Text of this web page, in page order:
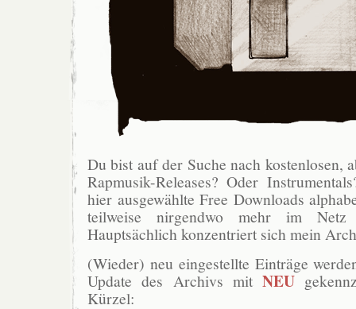
Du bist auf der Suche nach kostenlosen,
Rapmusik-Releases? Oder
hier ausgewählte Free Downloads
teilweise nirgendwo mehr im
Hauptsächlich konzentriert sich mein
(Wieder) neu eingestellte Einträge
Update des Archivs mitNEU
Kürzel: